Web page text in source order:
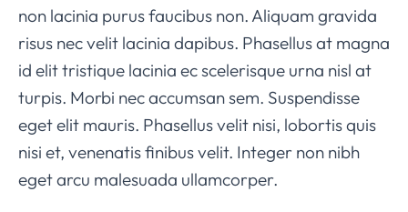
non lacinia purus faucibus non. Aliquam gravida
risus nec velit lacinia dapibus. Phasellus at magna
id elit tristique lacinia ec scelerisque urna nisl at
turpis. Morbi nec accumsan sem. Suspendisse
eget elit mauris. Phasellus velit nisi, lobortis quis
nisi et, venenatis finibus velit. Integer non nibh
eget arcu malesuada ullamcorper.